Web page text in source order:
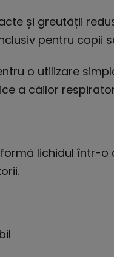
și greutății
pentru copii
o utilizare
a căilor
lichidul într-